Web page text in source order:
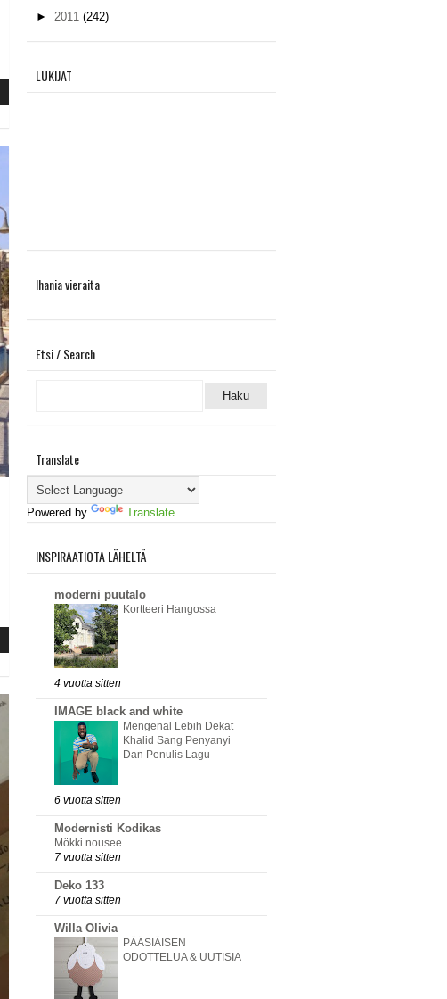
► 2011 (242)
LUKIJAT
Ihania vieraita
Etsi / Search
Translate
Powered by Translate
INSPIRAATIOTA LÄHELTÄ
moderni puutalo
Kortteeri Hangossa
4 vuotta sitten
IMAGE black and white
Mengenal Lebih Dekat
Khalid Sang Penyanyi
Dan Penulis Lagu
6 vuotta sitten
Modernisti Kodikas
Mökki nousee
7 vuotta sitten
Deko 133
7 vuotta sitten
Willa Olivia
PÄÄSIÄISEN
ODOTTELUA & UUTISIA